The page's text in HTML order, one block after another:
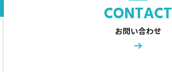
CONTACT
お問い合わせ